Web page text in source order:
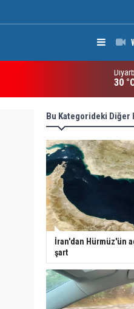
Hürmüz'ün açılması için
30
Bu Kategorideki Diğer
İran'dan Hürmüz'ün
şart